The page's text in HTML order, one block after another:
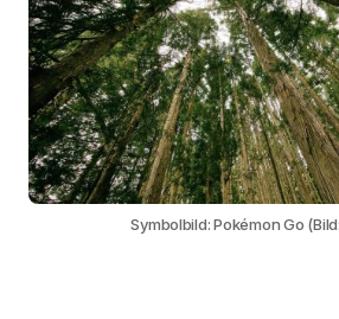
Symbolbild: Pokémon Go